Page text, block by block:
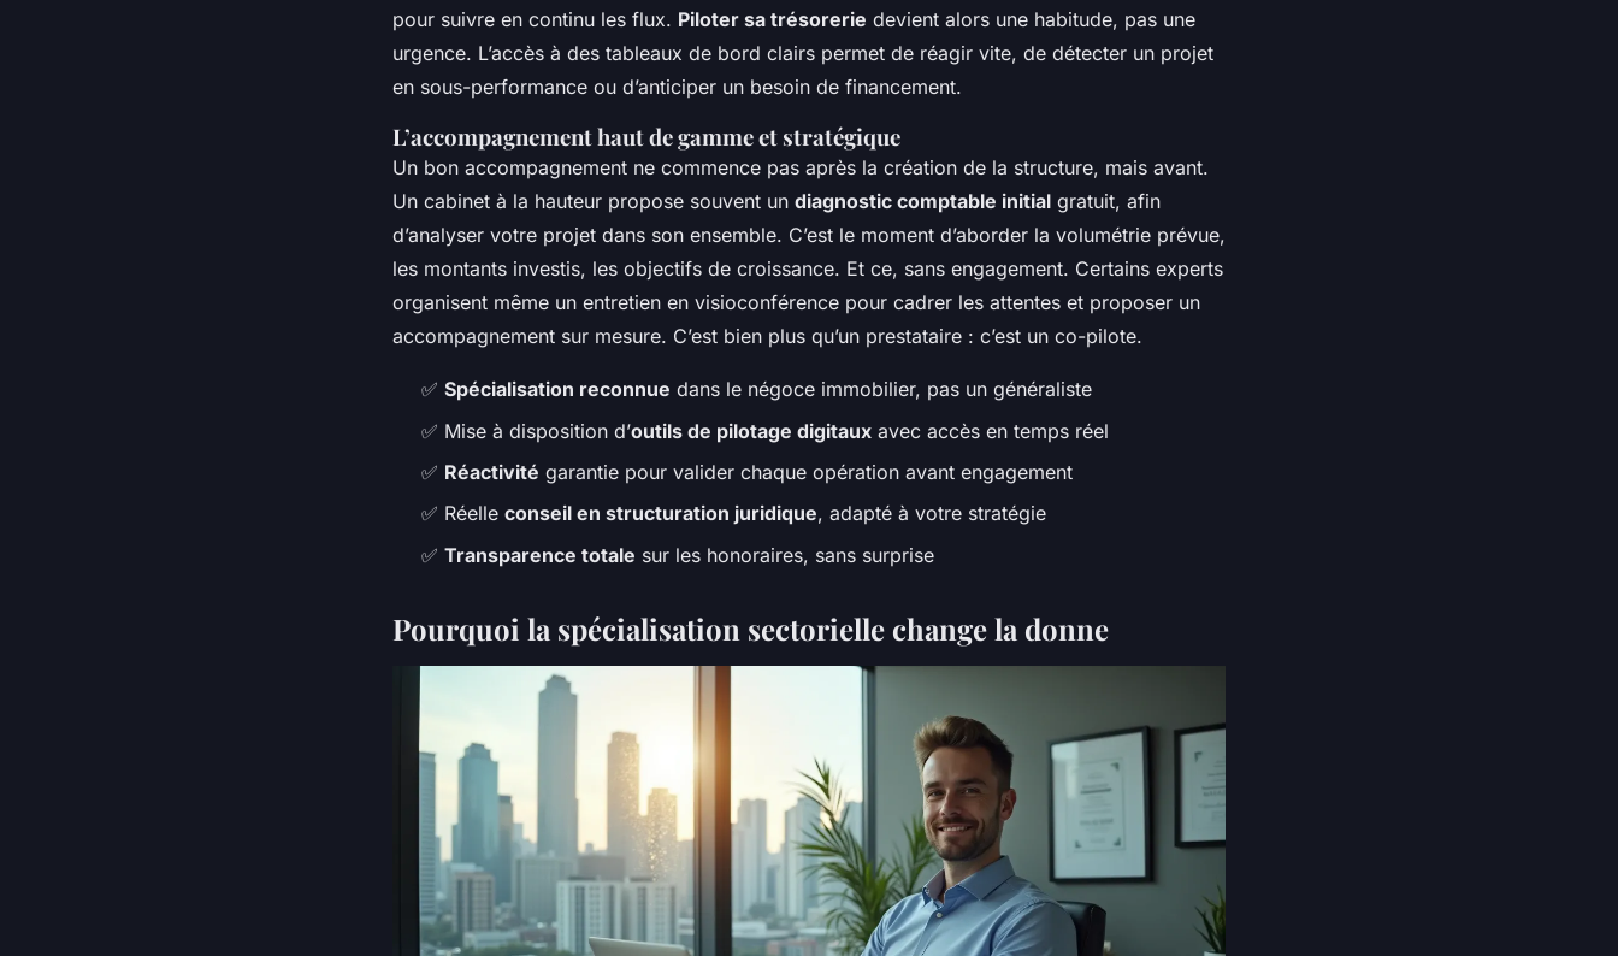
pour suivre en continu les flux. Piloter sa trésorerie devient alors une habitude, pas une
urgence. L’accès à des tableaux de bord clairs permet de réagir vite, de détecter un projet
en sous-performance ou d’anticiper un besoin de financement.
L’accompagnement haut de gamme et stratégique
Un bon accompagnement ne commence pas après la création de la structure, mais avant.
Un cabinet à la hauteur propose souvent un diagnostic comptable initial gratuit, afin
d’analyser votre projet dans son ensemble. C’est le moment d’aborder la volumétrie prévue,
les montants investis, les objectifs de croissance. Et ce, sans engagement. Certains experts
organisent même un entretien en visioconférence pour cadrer les attentes et proposer un
accompagnement sur mesure. C’est bien plus qu’un prestataire : c’est un co-pilote.
✅ Spécialisation reconnue dans le négoce immobilier, pas un généraliste
✅ Mise à disposition d’outils de pilotage digitaux avec accès en temps réel
✅ Réactivité garantie pour valider chaque opération avant engagement
✅ Réelle conseil en structuration juridique, adapté à votre stratégie
✅ Transparence totale sur les honoraires, sans surprise
Pourquoi la spécialisation sectorielle change la donne